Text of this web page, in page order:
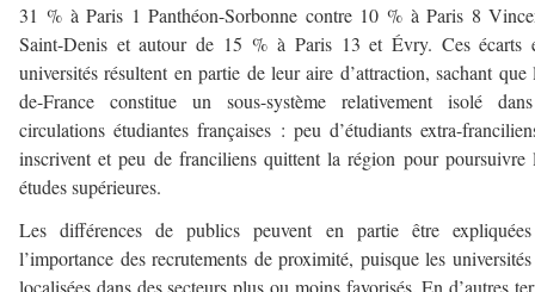
31 % à Paris 1 Panthéon-Sorbonne contre 10 % à Paris 8
Saint-Denis et autour de 15 % à Paris 13 et Évry. Ces écarts
universités résultent en partie de leur aire d’attraction, sachant que
de-France constitue un sous-système relativement isolé
circulations étudiantes françaises : peu d’étudiants extra-
inscrivent et peu de franciliens quittent la région pour poursuivre
études supérieures.
Les différences de publics peuvent en partie être
l’importance des recrutements de proximité, puisque les
localisées dans des secteurs plus ou moins favorisés. En d’autres